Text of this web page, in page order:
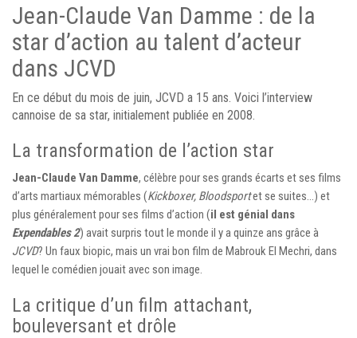
Jean-Claude Van Damme : de la
star d’action au talent d’acteur
dans JCVD
En ce début du mois de juin, JCVD a 15 ans. Voici l’interview
cannoise de sa star, initialement publiée en 2008.
La transformation de l’action star
Jean-Claude Van Damme, célèbre pour ses grands écarts et ses films
d’arts martiaux mémorables (Kickboxer, Bloodsportet se suites…) et
plus généralement pour ses films d’action (il est génial dans
Expendables 2) avait surpris tout le monde il y a quinze ans grâce à
JCVD? Un faux biopic, mais un vrai bon film de Mabrouk El Mechri, dans
lequel le comédien jouait avec son image.
La critique d’un film attachant,
bouleversant et drôle